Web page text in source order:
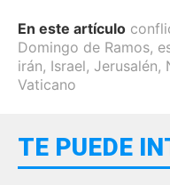
En este artículo
Domingo de Ramos,
irán, Israel, Jerusalén,
Vaticano
TE PUEDE